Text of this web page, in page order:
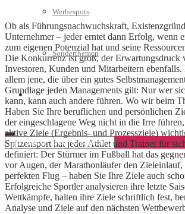
Werbespots
Sonderthemen
Geschäftskonto eröffnen
Ob als Führungsnachwuchskraft,
Unternehmer – jeder erntet dann Erfolg, wenn
zum eigenen Potenzial hat und seine
Die Konkurrenz ist groß, der Erwartungsdruck
Investoren, Kunden und Mitarbeitern ebenfalls.
allem jene, die über ein gutes
Grundlage jeden Managements gilt: Nur wer
kann, kann auch andere führen. Wo wir beim
Haben Sie Ihre beruflichen und persönlichen
der eingeschlagene Weg nicht in die Irre
aktive Ziele (Ergebnis- und Prozessziele)
Spitzensport hat jeder Athlet und Trainer für
definiert: Der Stürmer im Fußball hat das
vor Augen, der Marathonläufer den Zieleinlauf,
perfekten Flug – haben Sie Ihre Ziele auch
Erfolgreiche Sportler analysieren ihre letzte
Wettkämpfe, halten ihre Ziele schriftlich fest,
Analyse und Ziele auf den nächsten